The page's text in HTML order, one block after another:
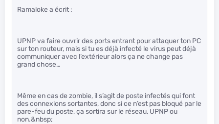
Ramaloke a écrit :
UPNP va faire ouvrir des ports entrant pour attaquer ton PC
sur ton routeur, mais si tu es déjà infecté le virus peut déjà
communiquer avec l’extérieur alors ça ne change pas
grand chose…
Même en cas de zombie, il s’agit de poste infectés qui font
des connexions sortantes, donc si ce n’est pas bloqué par le
pare-feu du poste, ça sortira sur le réseau, UPNP ou
non.&nbsp;